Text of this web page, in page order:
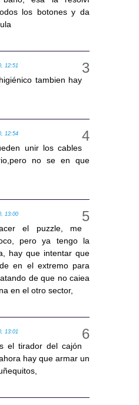
los botones y da
12:51
tambien hay
12:54
unir los cables
no se en que
13:00
el puzzle, me
pero ya tengo la
hay que intentar que
en el extremo para
de que no caiea
en el otro sector,
13:01
el tirador del cajón
hay que armar un